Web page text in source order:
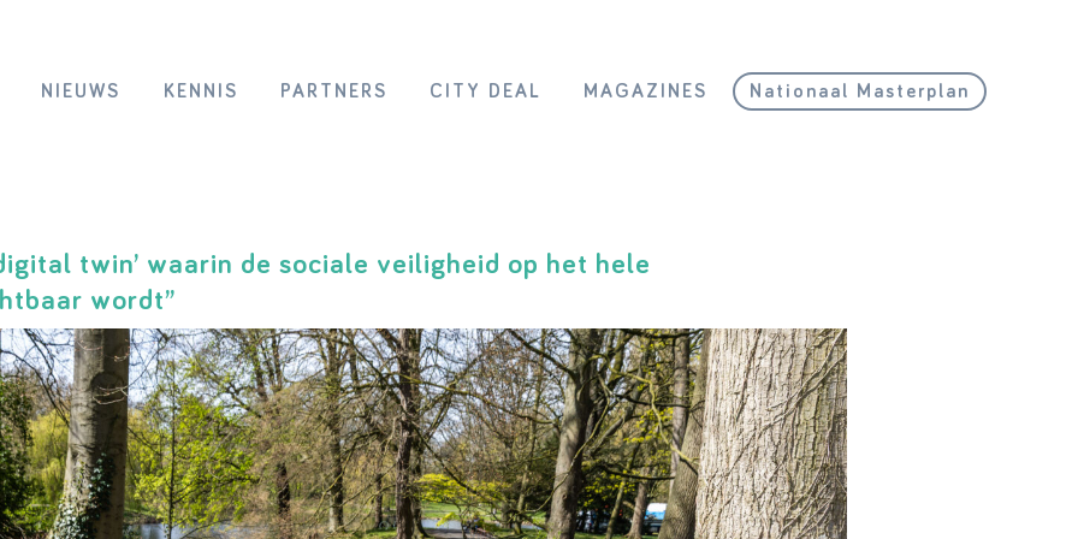
NIEUWS KENNIS PARTNERS CITY DEAL MAGAZINES Nationaal Masterplan
twin’ waarin de sociale veiligheid op het hele
wordt”